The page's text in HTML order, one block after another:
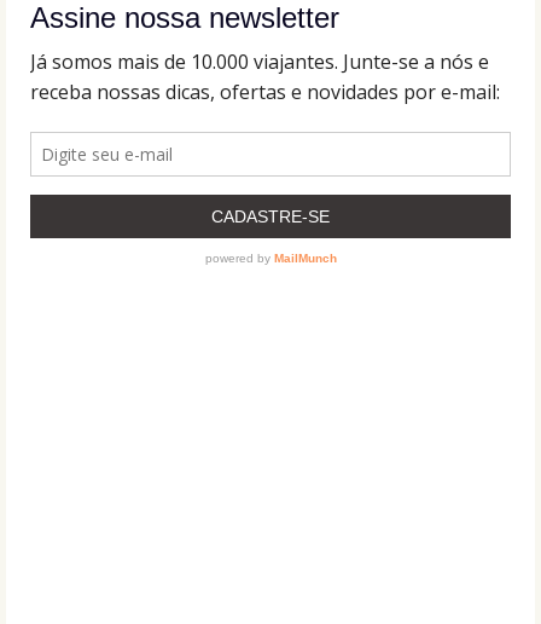
Assine nossa newsletter